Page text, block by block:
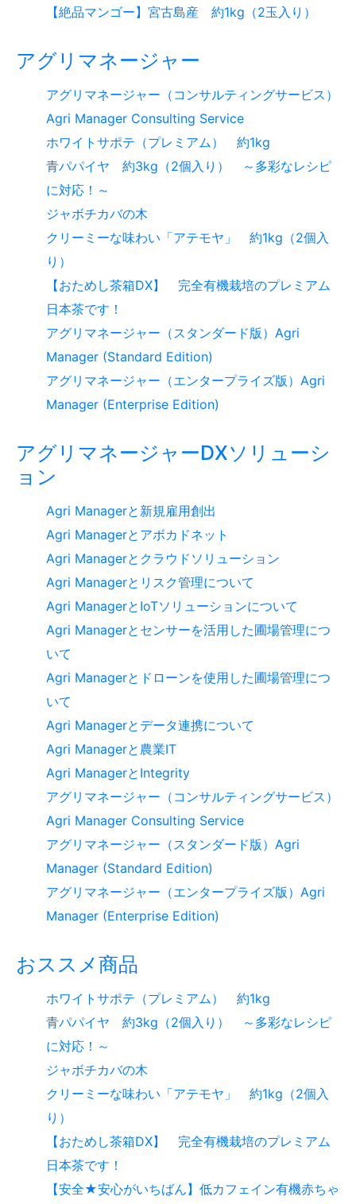
【絶品マンゴー】宮古島産 約1kg（2玉入り）
アグリマネージャー
アグリマネージャー（コンサルティングサービス）
Agri Manager Consulting Service
ホワイトサポテ（プレミアム） 約1kg
青パパイヤ 約3kg（2個入り） ～多彩なレシピ
に対応！～
ジャボチカバの木
クリーミーな味わい「アテモヤ」 約1kg（2個入
り）
【おためし茶箱DX】 完全有機栽培のプレミアム
日本茶です！
アグリマネージャー（スタンダード版）Agri
Manager (Standard Edition)
アグリマネージャー（エンタープライズ版）Agri
Manager (Enterprise Edition)
アグリマネージャーDXソリューシ
ョン
Agri Managerと新規雇用創出
Agri Managerとアボカドネット
Agri Managerとクラウドソリューション
Agri Managerとリスク管理について
Agri ManagerとIoTソリューションについて
Agri Managerとセンサーを活用した圃場管理につ
いて
Agri Managerとドローンを使用した圃場管理につ
いて
Agri Managerとデータ連携について
Agri Managerと農業IT
Agri ManagerとIntegrity
アグリマネージャー（コンサルティングサービス）
Agri Manager Consulting Service
アグリマネージャー（スタンダード版）Agri
Manager (Standard Edition)
アグリマネージャー（エンタープライズ版）Agri
Manager (Enterprise Edition)
おススメ商品
ホワイトサポテ（プレミアム） 約1kg
青パパイヤ 約3kg（2個入り） ～多彩なレシピ
に対応！～
ジャボチカバの木
クリーミーな味わい「アテモヤ」 約1kg（2個入
り）
【おためし茶箱DX】 完全有機栽培のプレミアム
日本茶です！
【安全★安心がいちばん】低カフェイン有機赤ちゃ